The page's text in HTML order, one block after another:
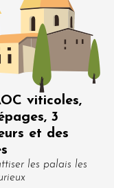
viticoles,
3
et des
les palais les